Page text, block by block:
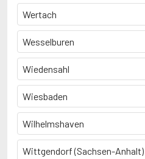
Wertach
Wesselburen
Wiedensahl
Wiesbaden
Wilhelmshaven
Wittgendorf (Sachsen-Anhalt)